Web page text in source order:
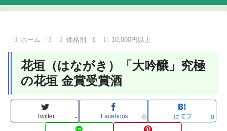
ホーム 価格別 10,000円以上
花垣（はながき）「大吟醸」究極
の花垣 金賞受賞酒
Twitter - Facebook 0 はてブ 0